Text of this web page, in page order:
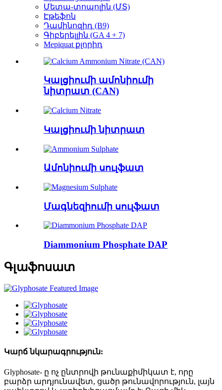
Մետա-տոպոլին (ՄՏ)
Էթեֆոն
Դամինոզիդ (B9)
Գիբերելլին (GA 4 + 7)
Mepiquat քլորիդ
Կալցիումի ամոնիումի
նիտրատ (CAN)
Կալցիումի նիտրատ
Ամոնիումի սուլֆատ
Մագնեզիումի սուլֆատ
Diammonium Phosphate DAP
Գլաֆոսատ
Կարճ նկարագրություն:
Glyphosate- ը ոչ ընտրովի թունաքիմիկատ է, որը
բարձր արդյունավետ, ցածր թունավորություն, լայն